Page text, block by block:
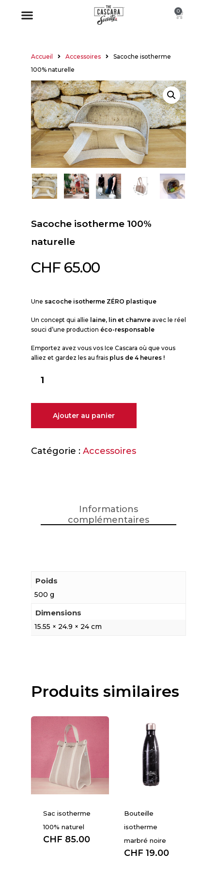
0
Accueil Accessoires
Sacoche isotherme
100% naturelle
Sacoche isotherme 100%
naturelle
CHF 65.00
Une sacoche isotherme ZÉRO plastique
Un concept qui allie laine, lin et chanvre avec le réel
souci d’une production éco-responsable
Emportez avez vous vos Ice Cascara où que vous
alliez et gardez les au frais plus de 4 heures !
Ajouter au panier
Catégorie : Accessoires
Informations
complémentaires
Poids
500 g
Dimensions
15.55 × 24.9 × 24 cm
Produits similaires
Sac isotherme
100% naturel
CHF 85.00
Bouteille
isotherme
marbré noire
CHF 19.00